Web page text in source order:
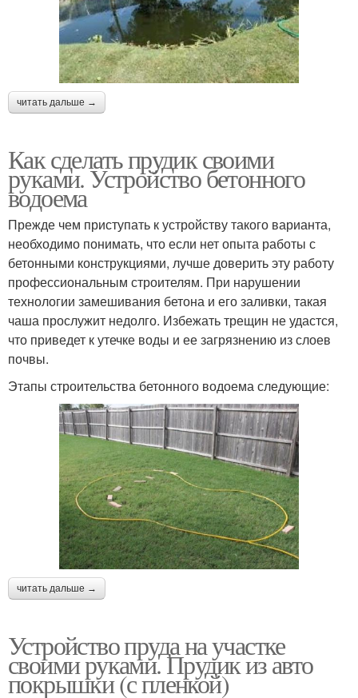
читать дальше →
Как сделать прудик своими
руками. Устройство бетонного
водоема
Прежде чем приступать к устройству такого варианта,
необходимо понимать, что если нет опыта работы с
бетонными конструкциями, лучше доверить эту работу
профессиональным строителям. При нарушении
технологии замешивания бетона и его заливки, такая
чаша прослужит недолго. Избежать трещин не удастся,
что приведет к утечке воды и ее загрязнению из слоев
почвы.
Этапы строительства бетонного водоема следующие:
читать дальше →
Устройство пруда на участке
своими руками. Прудик из авто
покрышки (с пленкой)